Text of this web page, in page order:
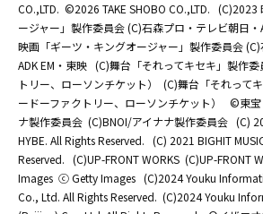
CO.,LTD. ©2026 TAKE SHOBO CO.,LTD. (C)2023
ージャー」製作委員会 (C)石森プロ・テレビ朝日・
映画「ギーツ・キングオージャー」製作委員会
ADK EM・東映 (C)舞台「それってキセキ」製作
トリー、ローソンチケット）
(C)舞台「それって
ードーファクトリー、ローソンチケット）
©東宝
ナ製作委員会 (C)BNOI/アイナナ製作委員会 (C)
HYBE. All Rights Reserved. (C) 2021 BIGHIT
Reserved. (C)UP-FRONT WORKS (C)UP-FRONT
Images ⓒ Getty Images (C)2024 Youku
Co., Ltd. All Rights Reserved. (C)2024 Youku